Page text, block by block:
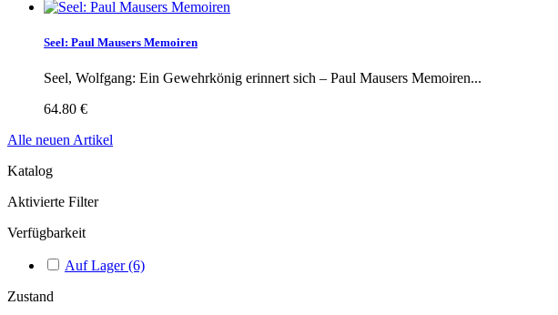
Seel: Paul Mausers Memoiren
Seel, Wolfgang: Ein Gewehrkönig erinnert sich – Paul Mausers Memoiren...
64.80 €
Alle neuen Artikel
Katalog
Aktivierte Filter
Verfügbarkeit
Auf Lager(6)
Zustand